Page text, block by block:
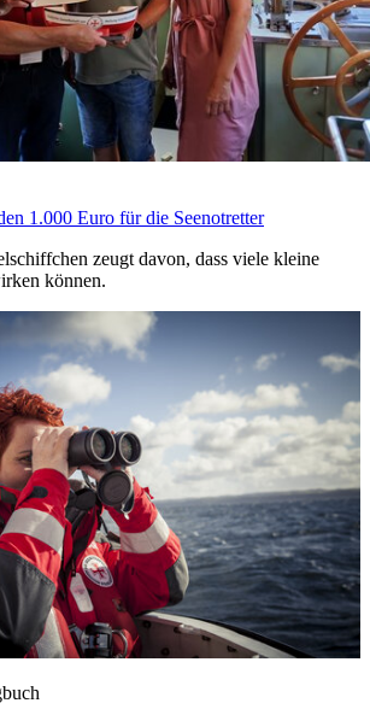
1.000 Euro für die Seenotretter
zeugt davon, dass viele kleine
können.